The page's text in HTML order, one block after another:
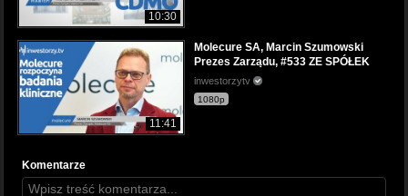
10:30
11:41
Molecure SA, Marcin Szumowski
Prezes Zarządu, #533 ZE SPÓŁEK
inwestorzytv
1080p
Komentarze